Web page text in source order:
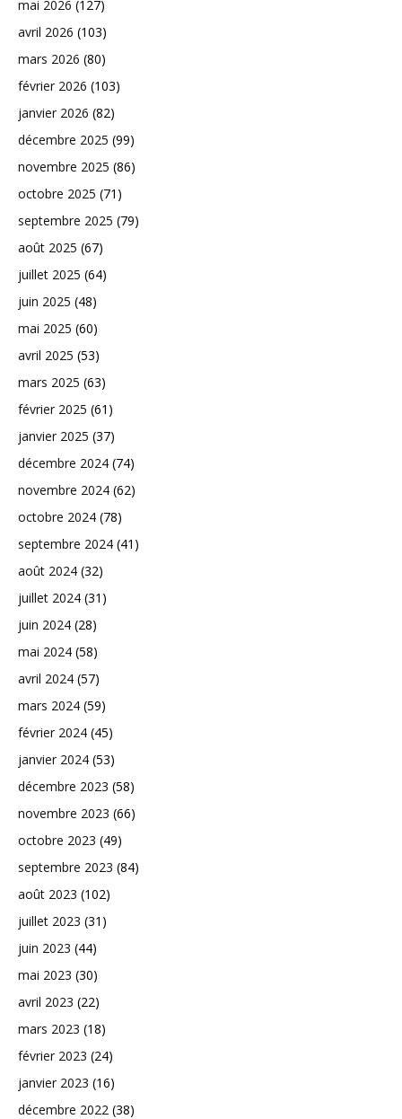
mai 2026 (127)
avril 2026 (103)
mars 2026 (80)
février 2026 (103)
janvier 2026 (82)
décembre 2025 (99)
novembre 2025 (86)
octobre 2025 (71)
septembre 2025 (79)
août 2025 (67)
juillet 2025 (64)
juin 2025 (48)
mai 2025 (60)
avril 2025 (53)
mars 2025 (63)
février 2025 (61)
janvier 2025 (37)
décembre 2024 (74)
novembre 2024 (62)
octobre 2024 (78)
septembre 2024 (41)
août 2024 (32)
juillet 2024 (31)
juin 2024 (28)
mai 2024 (58)
avril 2024 (57)
mars 2024 (59)
février 2024 (45)
janvier 2024 (53)
décembre 2023 (58)
novembre 2023 (66)
octobre 2023 (49)
septembre 2023 (84)
août 2023 (102)
juillet 2023 (31)
juin 2023 (44)
mai 2023 (30)
avril 2023 (22)
mars 2023 (18)
février 2023 (24)
janvier 2023 (16)
décembre 2022 (38)